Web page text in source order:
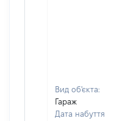
Вид об'єкта:
Гараж
Дата набуття